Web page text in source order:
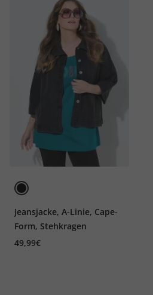
Jeansjacke, A-Linie, Cape-
Form, Stehkragen
49,99€